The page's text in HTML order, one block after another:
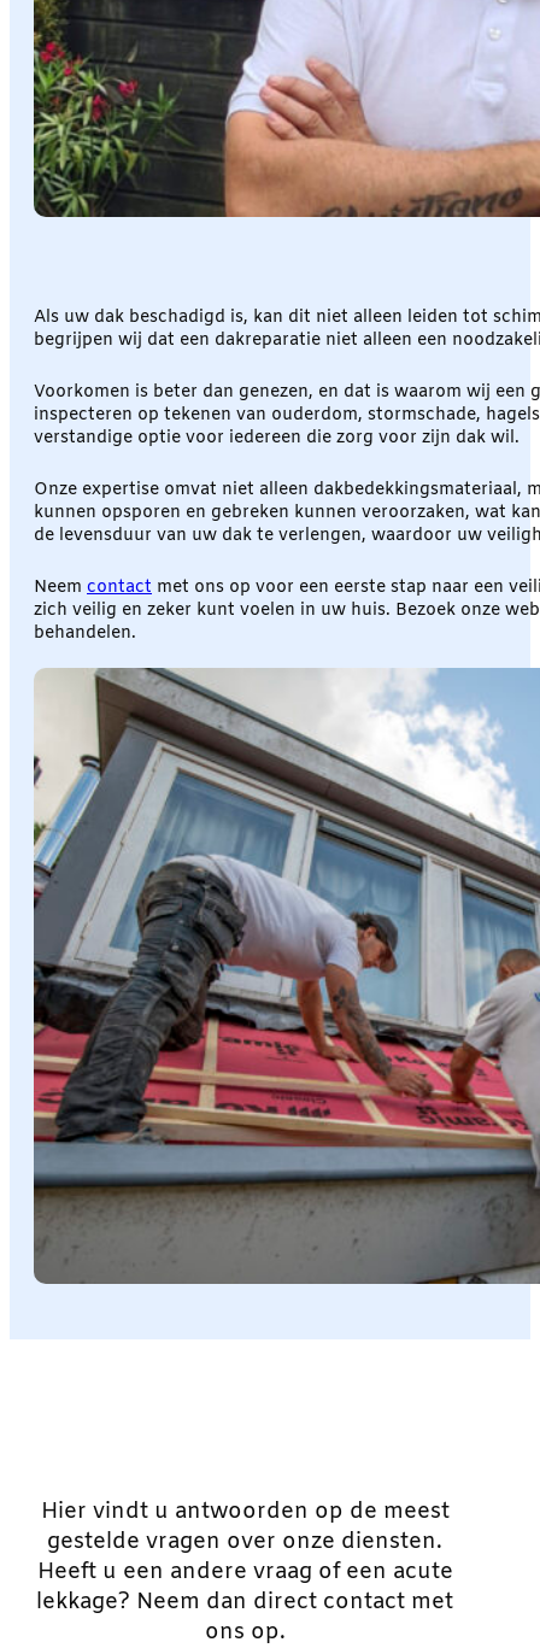
Als uw dak beschadigd is, kan dit niet alleen leiden tot
begrijpen wij dat een dakreparatie niet alleen een
Voorkomen is beter dan genezen, en dat is waarom wij
inspecteren op tekenen van ouderdom, stormschade,
verstandige optie voor iedereen die zorg voor zijn dak wil.
Onze expertise omvat niet alleen
kunnen opsporen en gebreken kunnen veroorzaken, wat
de levensduur van uw dak te verlengen, waardoor uw
Neem contact met ons op voor een eerste stap naar een
zich veilig en zeker kunt voelen in uw huis. Bezoek onze
behandelen.
Hier vindt u antwoorden op de meest
gestelde vragen over onze diensten.
Heeft u een andere vraag of een acute
lekkage? Neem dan direct contact met
ons op.